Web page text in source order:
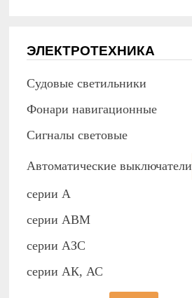
ЭЛЕКТРОТЕХНИКА
Судовые светильники
Фонари навигационные
Сигналы световые
Автоматические выключатели
серии А
серии АВМ
cерии АЗС
серии АК, АС